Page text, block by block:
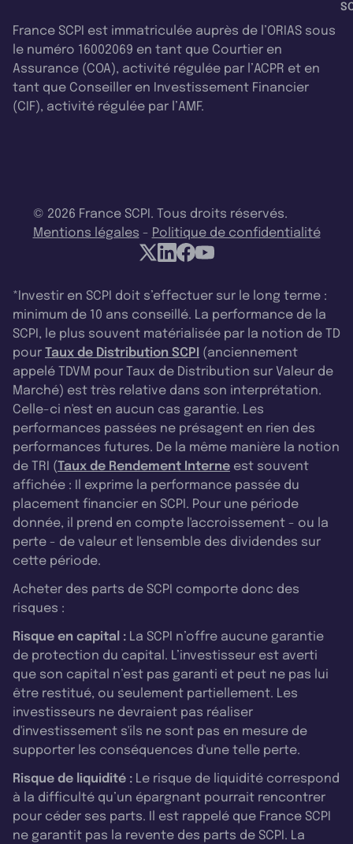
France SCPI est immatriculée auprès de l’ORIAS sous
le numéro 16002069 en tant que Courtier en
Assurance (COA), activité régulée par l’ACPR et en
tant que Conseiller en Investissement Financier
(CIF), activité régulée par l’AMF.
© 2026 France SCPI. Tous droits réservés.
Mentions légales - Politique de confidentialité
*Investir en SCPI doit s’effectuer sur le long terme :
minimum de 10 ans conseillé. La performance de la
SCPI, le plus souvent matérialisée par la notion de TD
pour Taux de Distribution SCPI (anciennement
appelé TDVM pour Taux de Distribution sur Valeur de
Marché) est très relative dans son interprétation.
Celle-ci n'est en aucun cas garantie. Les
performances passées ne présagent en rien des
performances futures. De la même manière la notion
de TRI (Taux de Rendement Interne est souvent
affichée : Il exprime la performance passée du
placement financier en SCPI. Pour une période
donnée, il prend en compte l'accroissement - ou la
perte - de valeur et l'ensemble des dividendes sur
cette période.
Acheter des parts de SCPI comporte donc des
risques :
Risque en capital : La SCPI n’offre aucune garantie
de protection du capital. L’investisseur est averti
que son capital n’est pas garanti et peut ne pas lui
être restitué, ou seulement partiellement. Les
investisseurs ne devraient pas réaliser
d'investissement s'ils ne sont pas en mesure de
supporter les conséquences d'une telle perte.
Risque de liquidité : Le risque de liquidité correspond
à la difficulté qu’un épargnant pourrait rencontrer
pour céder ses parts. Il est rappelé que France SCPI
ne garantit pas la revente des parts de SCPI. La